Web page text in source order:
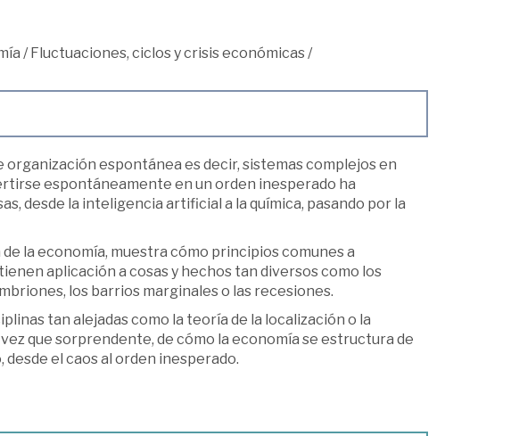
/Fluctuaciones, ciclos y crisis económicas/
organización espontánea es decir, sistemas complejos en
espontáneamente en un orden inesperado ha
desde la inteligencia artificial a la química, pasando por la
la economía, muestra cómo principios comunes a
aplicación a cosas y hechos tan diversos como los
los barrios marginales o las recesiones.
tan alejadas como la teoría de la localización o la
que sorprendente, de cómo la economía se estructura de
el caos al orden inesperado.